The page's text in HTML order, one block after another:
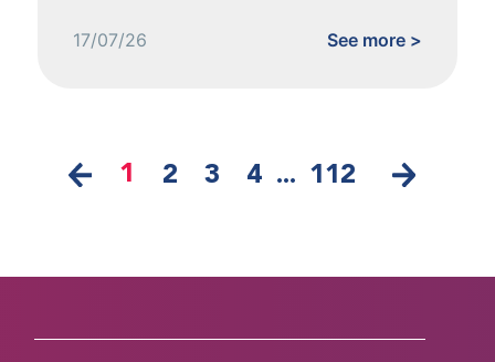
17/07/26 See more >
1 2 3 4 ... 112